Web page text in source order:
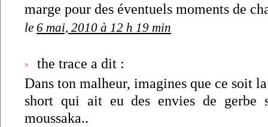
marge pour des éventuels moments de
le 6 mai, 2010 à 12 h 19 min
the trace a dit :
Dans ton malheur, imagines que ce soit
short qui ait eu des envies de gerbe
moussaka..